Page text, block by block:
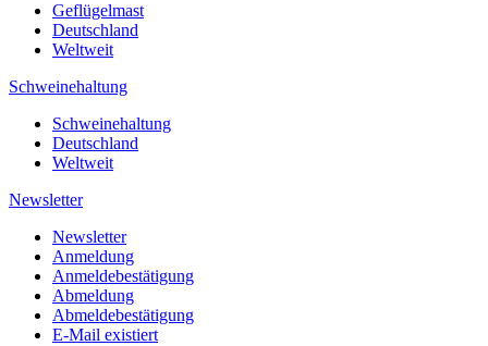
Geflügelmast
Deutschland
Weltweit
Schweinehaltung
Schweinehaltung
Deutschland
Weltweit
Newsletter
Newsletter
Anmeldung
Anmeldebestätigung
Abmeldung
Abmeldebestätigung
E-Mail existiert